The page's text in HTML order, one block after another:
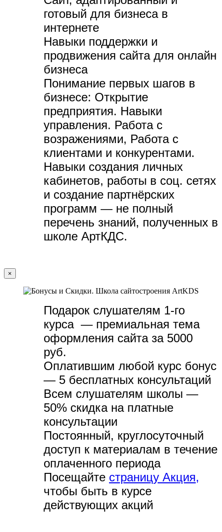
готовый для бизнеса в
интернете
Навыки поддержки и
продвижения сайта для онлайн
бизнеса
Понимание первых шагов в
бизнесе: Открытие
предприятия. Навыки
управления. Работа с
возражениями, Работа с
клиентами и конкурентами.
Навыки создания личных
кабинетов, работы в соц. сетях
и создание партнёрских
программ — не полный
перечень знаний, полученных в
школе АртКДС.
×
Подарок слушателям 1-го
курса — премиальная тема
оформления сайта за 5000
руб.
Оплатившим любой курс бонус
— 5 бесплатных консультаций
Всем слушателям школы —
50% скидка на платные
консультации
Постоянный, круглосуточный
доступ к материалам в течение
оплаченного периода
Посещайте страницу Акция,
чтобы быть в курсе
действующих акций